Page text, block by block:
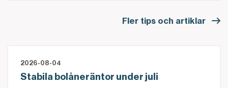
Fler tips och artiklar
2026-08-04
Stabila bolåneräntor under juli